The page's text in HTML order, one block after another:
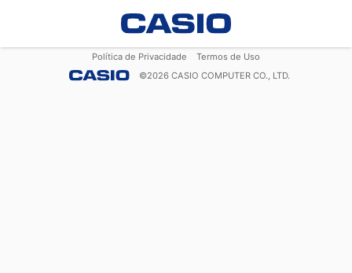
Política de Privacidade
Termos de Uso
©2026 CASIO COMPUTER CO., LTD.